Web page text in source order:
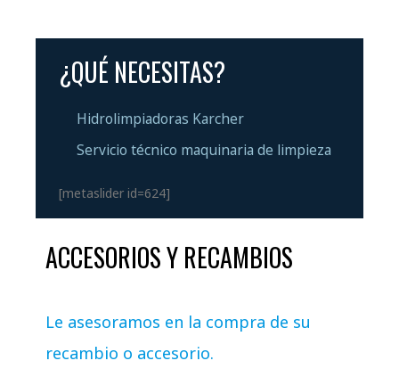
¿QUÉ NECESITAS?
Hidrolimpiadoras Karcher
Servicio técnico maquinaria de limpieza
[metaslider id=624]
ACCESORIOS Y RECAMBIOS
Le asesoramos en la compra de su
recambio o accesorio.